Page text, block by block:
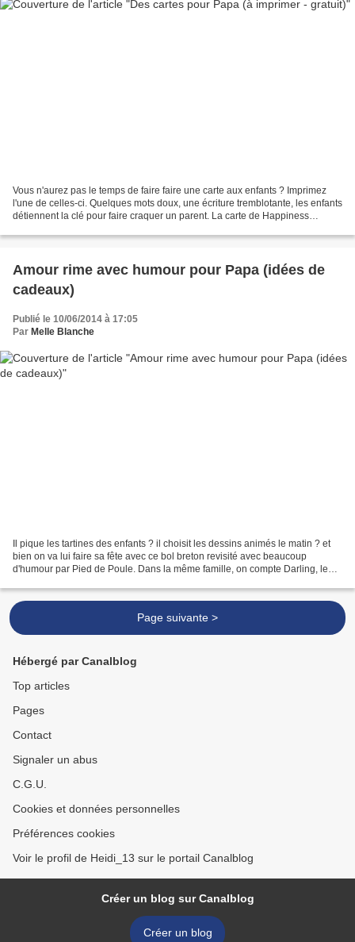
Vous n'aurez pas le temps de faire faire une carte aux enfants ? Imprimez
l'une de celles-ci. Quelques mots doux, une écriture tremblotante, les enfants
détiennent la clé pour faire craquer un parent. La carte de Happiness
Amour rime avec humour pour Papa (idées de
cadeaux)
Publié le 10/06/2014 à 17:05
Par Melle Blanche
Il pique les tartines des enfants ? il choisit les dessins animés le matin ? et
bien on va lui faire sa fête avec ce bol breton revisité avec beaucoup
d'humour par Pied de Poule. Dans la même famille, on compte Darling, le
Page suivante >
Hébergé par Canalblog
Top articles
Pages
Contact
Signaler un abus
C.G.U.
Cookies et données personnelles
Préférences cookies
Voir le profil de Heidi_13 sur le portail Canalblog
Créer un blog sur Canalblog
Créer un blog